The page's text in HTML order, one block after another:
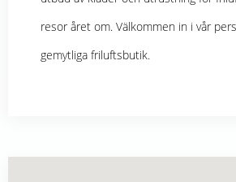
resor året om. Välkommen in i vår
gemytliga friluftsbutik.